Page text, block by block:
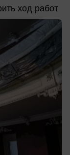
ход работ